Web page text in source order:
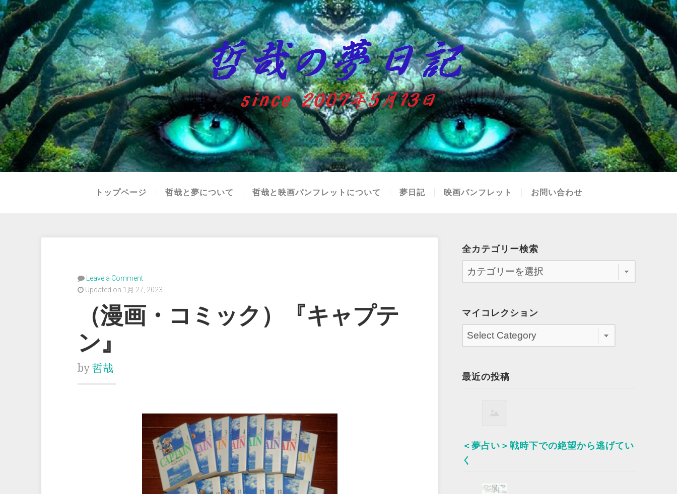
トップページ 哲哉と夢について 哲哉と映画パンフレットについて 夢日記 映画パンフレット お問い合わせ
Leave a Comment
Updated on 1月 27, 2023
（漫画・コミック）『キャプテ
ン』
by 哲哉
全カテゴリー検索
マイコレクション
最近の投稿
＜夢占い＞戦時下での絶望から逃げてい
く